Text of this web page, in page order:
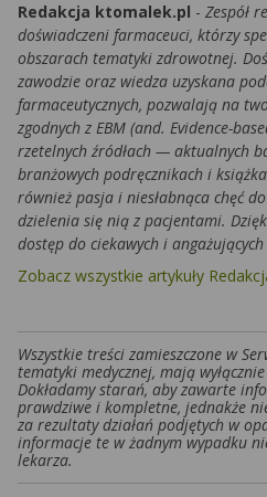
Redakcja ktomalek.pl - Zespół
doświadczeni farmaceuci, którzy
obszarach tematyki zdrowotnej.
zawodzie oraz wiedza uzyskana
farmaceutycznych, pozwalają na
zgodnych z EBM (and. Evidence-
rzetelnych źródłach — aktualnych
branżowych podręcznikach i
również pasja i niesłabnąca chęć
dzielenia się nią z pacjentami.
dostęp do ciekawych i
Zobacz wszystkie artykuły
Wszystkie treści zamieszczone w
tematyki medycznej, mają
Dokładamy starań, aby zawarte
prawdziwe i kompletne, jednakże
za rezultaty działań podjętych w
informacje te w żadnym wypadku
lekarza.